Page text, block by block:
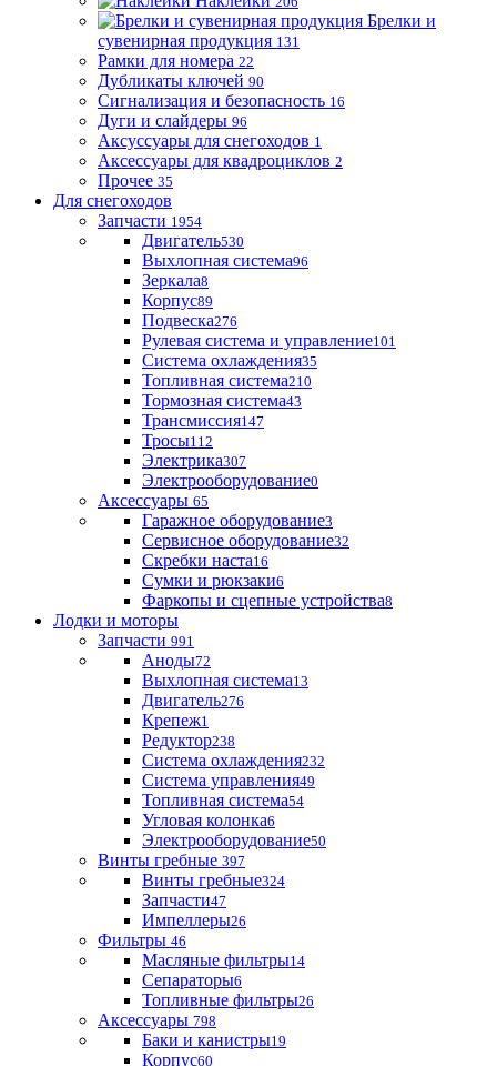
Брелки и
сувенирная продукция 131
Рамки для номера 22
Дубликаты ключей 90
Сигнализация и безопасность 16
Дуги и слайдеры 96
Аксуссуары для снегоходов 1
Аксессуары для квадроциклов 2
Прочее 35
Для снегоходов
Запчасти 1954
Двигатель530
Выхлопная система96
Зеркала8
Корпус89
Подвеска276
Рулевая система и управление101
Система охлаждения35
Топливная система210
Тормозная система43
Трансмиссия147
Тросы112
Электрика307
Электрооборудование0
Аксессуары 65
Гаражное оборудование3
Сервисное оборудование32
Скребки наста16
Сумки и рюкзаки6
Фаркопы и сцепные устройства8
Лодки и моторы
Запчасти 991
Аноды72
Выхлопная система13
Двигатель276
Крепеж1
Редуктор238
Система охлаждения232
Система управления49
Топливная система54
Угловая колонка6
Электрооборудование50
Винты гребные 397
Винты гребные324
Запчасти47
Импеллеры26
Фильтры 46
Масляные фильтры14
Сепараторы6
Топливные фильтры26
Аксессуары 798
Баки и канистры19
Корпус60